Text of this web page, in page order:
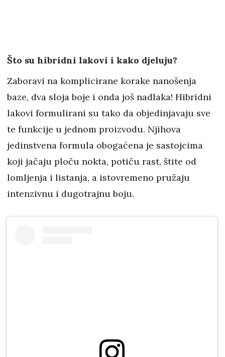
Što su hibridni lakovi i kako djeluju?
Zaboravi na komplicirane korake nanošenja
baze, dva sloja boje i onda još nadlaka! Hibridni
lakovi formulirani su tako da objedinjavaju sve
te funkcije u jednom proizvodu. Njihova
jedinstvena formula obogaćena je sastojcima
koji jačaju ploču nokta, potiču rast, štite od
lomljenja i listanja, a istovremeno pružaju
intenzivnu i dugotrajnu boju.